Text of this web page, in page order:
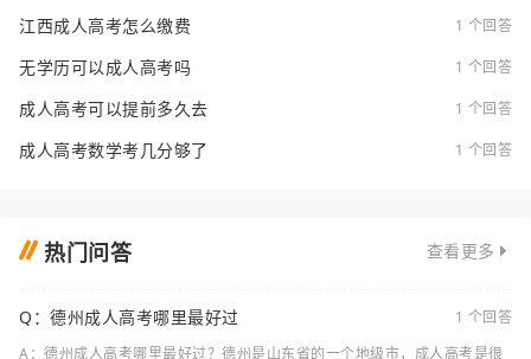
江西成人高考怎么缴费 1 个回答
无学历可以成人高考吗 1 个回答
成人高考可以提前多久去 1 个回答
成人高考数学考几分够了 1 个回答
热门问答 查看更多
Q：德州成人高考哪里最好过
1 个回答
A：德州成人高考哪里最好过？德州是山东省的一个地级市，成人高考是很